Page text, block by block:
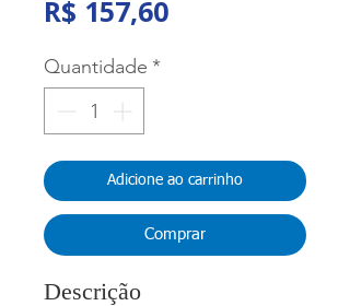
R$ 157,60Preço
Quantidade *
Adicione ao carrinho
Comprar
Descrição